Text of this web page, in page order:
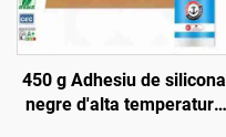
450 g Adhesiu de silicona
negre d'alta temperatura